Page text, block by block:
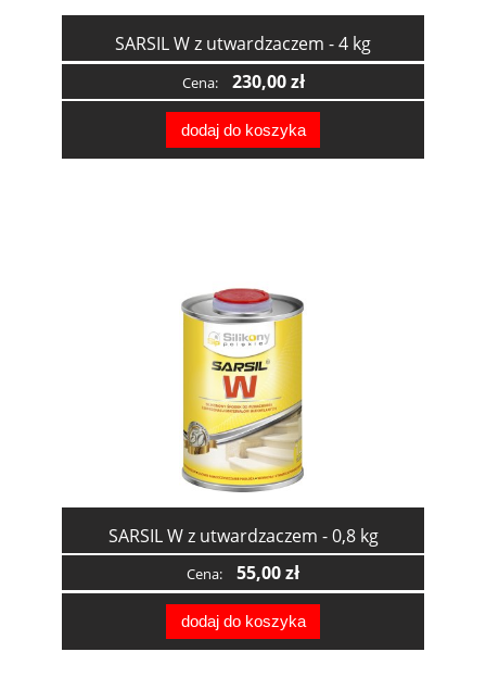
SARSIL W z utwardzaczem - 4 kg
Cena: 230,00 zł
dodaj do koszyka
SARSIL W z utwardzaczem - 0,8 kg
Cena: 55,00 zł
dodaj do koszyka